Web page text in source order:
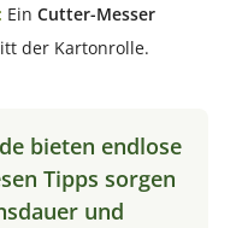
Ein Cutter-Messer
der Kartonrolle.
bieten endlose
Tipps sorgen
und